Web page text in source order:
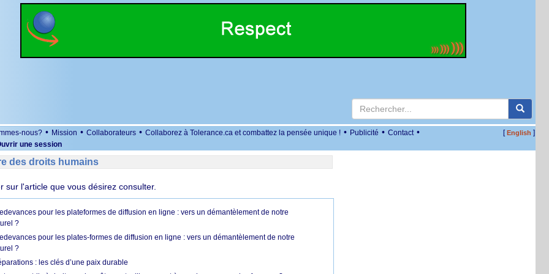
nous? • Mission • Collaborateurs • Collaborez à Tolerance.ca et combattez la pensée unique ! • Publicité • Contact •
une session
[English ]
des droits humains
sur l'article que vous désirez consulter.
pour les plateformes de diffusion en ligne : vers un démantèlement de notre
?
pour les plates-formes de diffusion en ligne : vers un démantèlement de notre
?
: les clés d’une paix durable